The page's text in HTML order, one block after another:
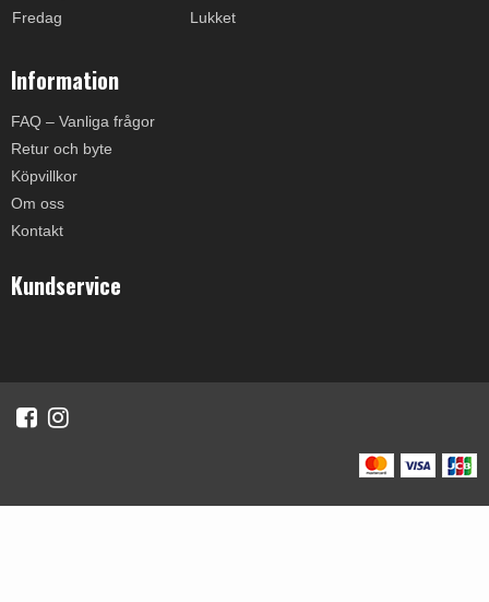
Fredag
Lukket
Information
FAQ – Vanliga frågor
Retur och byte
Köpvillkor
Om oss
Kontakt
Kundservice